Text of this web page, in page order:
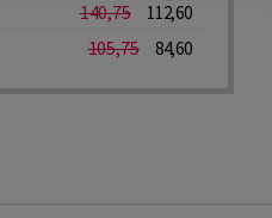
140,75
112,60
105,75 84,60